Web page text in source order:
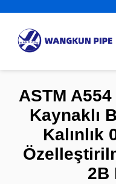
ASTM
Kaynaklı
Kalınlık
2B